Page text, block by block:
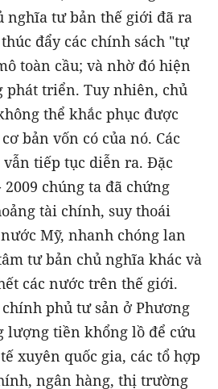
nghĩa tư bản thế giới đã ra
đẩy các chính sách "tự
toàn cầu; và nhờ đó hiện
phát triển. Tuy nhiên, chủ
thể khắc phục được
bản vốn có của nó. Các
vẫn tiếp tục diễn ra. Đặc
chúng ta đã chứng
tài chính, suy thoái
Mỹ, nhanh chóng lan
tư bản chủ nghĩa khác và
các nước trên thế giới.
chính phủ tư sản ở Phương
lượng tiền khổng lồ để cứu
xuyên quốc gia, các tổ hợp
ngân hàng, thị trường